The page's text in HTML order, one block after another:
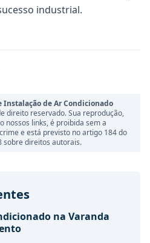
industrial.
Instalação de Ar Condicionado
direito reservado. Sua reprodução,
nossos links, é proibida sem a
e está previsto no artigo 184 do
sobre direitos autorais.
na Varanda